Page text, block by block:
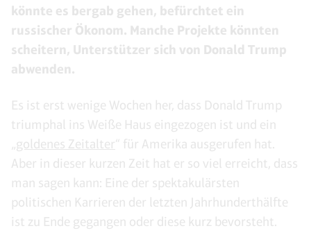
könnte es bergab gehen, befürchtet ein
russischer Ökonom. Manche Projekte könnten
scheitern, Unterstützer sich von Donald Trump
abwenden.
Es ist erst wenige Wochen her, dass Donald Trump
triumphal ins Weiße Haus eingezogen ist und ein
„goldenes Zeitalter“ für Amerika ausgerufen hat.
Aber in dieser kurzen Zeit hat er so viel erreicht, dass
man sagen kann: Eine der spektakulärsten
politischen Karrieren der letzten Jahrhunderthälfte
ist zu Ende gegangen oder diese kurz bevorsteht.